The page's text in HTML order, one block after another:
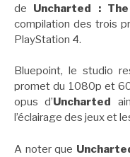
de Uncharted :
compilation des trois
PlayStation 4.
Bluepoint, le studio
promet du 1080p et
opus d’Uncharted
l’éclairage des jeux et
A noter que